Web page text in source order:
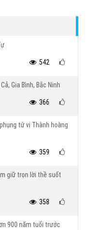
542
Gia Bình, Bắc Ninh
366
tứ vị Thành hoàng
359
giữ trọn lời thề suốt
358
900 năm tuổi trước